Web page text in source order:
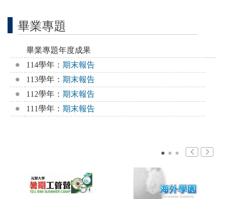
畢業專題
畢業專題年度成果
114學年： 期末報告
113學年： 期末報告
112學年： 期末報告
111學年： 期末報告